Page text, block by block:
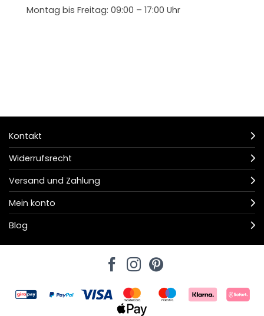
Montag bis Freitag: 09:00 – 17:00 Uhr
Kontakt
Widerrufsrecht
Versand und Zahlung
Mein konto
Blog